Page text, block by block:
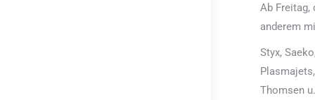
Ab Freitag,
anderem
Styx,
Thomsen